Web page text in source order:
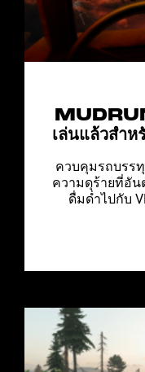
เล่นแล้วส
ควบคุมรถบรร
ความดุร้ายที่อัน
ดื่มด่ำไปกับ